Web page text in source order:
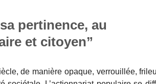
pertinence, au
et citoyen”
de manière opaque, verrouillée,